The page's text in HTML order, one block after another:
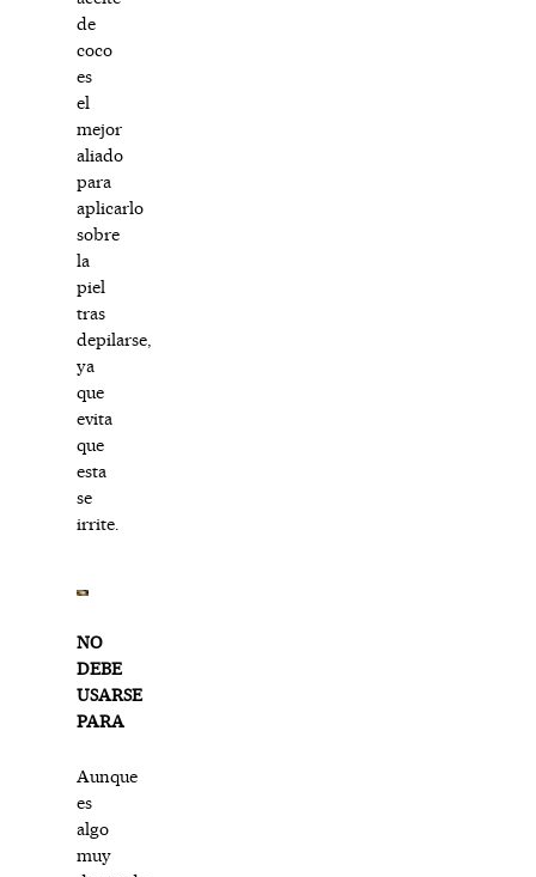
de
coco
es
el
mejor
aliado
para
aplicarlo
sobre
la
piel
tras
depilarse,
ya
que
evita
que
esta
se
irrite.
NO
DEBE
USARSE
PARA
Aunque
es
algo
muy